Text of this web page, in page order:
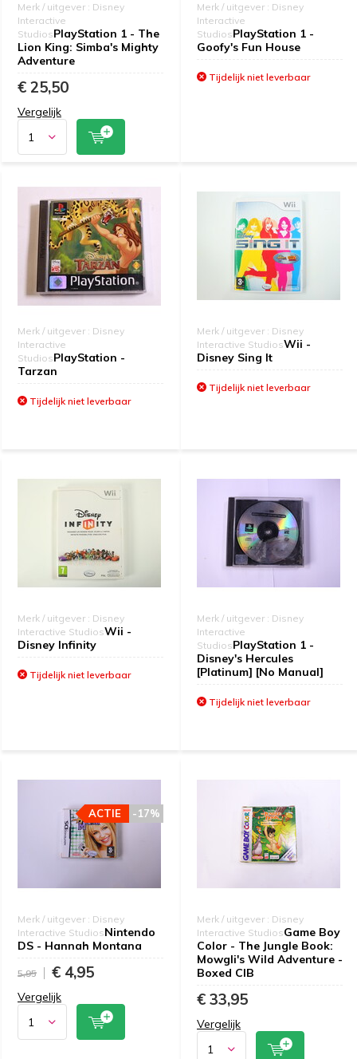
Merk / uitgever : Disney
Interactive
StudiosPlayStation 1 - The
Lion King: Simba's Mighty
Adventure
€ 25,50
Vergelijk
Merk / uitgever : Disney
Interactive
StudiosPlayStation 1 -
Goofy's Fun House
Tijdelijk niet leverbaar
Merk / uitgever : Disney
Interactive
StudiosPlayStation -
Tarzan
Tijdelijk niet leverbaar
Merk / uitgever : Disney
Interactive StudiosWii -
Disney Sing It
Tijdelijk niet leverbaar
Merk / uitgever : Disney
Interactive StudiosWii -
Disney Infinity
Tijdelijk niet leverbaar
Merk / uitgever : Disney
Interactive
StudiosPlayStation 1 -
Disney's Hercules
[Platinum] [No Manual]
Tijdelijk niet leverbaar
Merk / uitgever : Disney
Interactive StudiosNintendo
DS - Hannah Montana
-17%
ACTIE
5,95 € 4,95
Vergelijk
Merk / uitgever : Disney
Interactive StudiosGame Boy
Color - The Jungle Book:
Mowgli's Wild Adventure -
Boxed CIB
€ 33,95
Vergelijk